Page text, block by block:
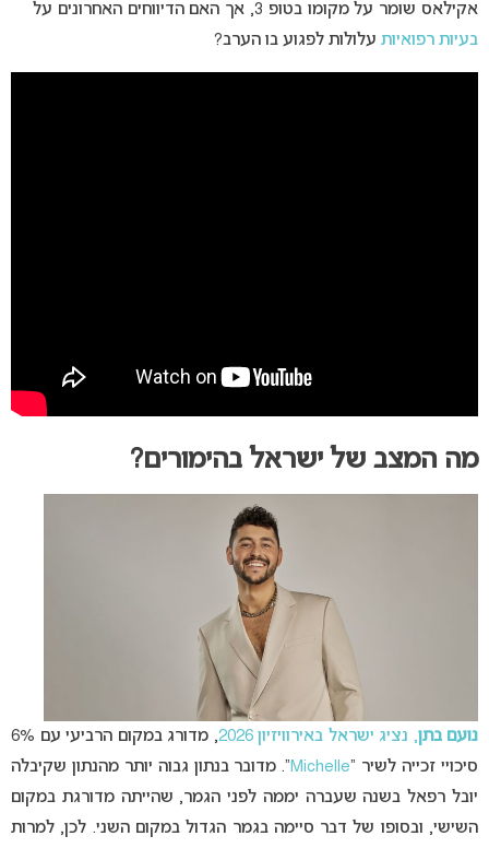
אקילאס שומר על מקומו בטופ 3, אך האם הדיווחים האחרונים על
בעיות רפואיות עלולות לפגוע בו הערב?
מה המצב של ישראל בהימורים?
נועם בתן, נציג ישראל באירוויזיון 2026
, מדורג במקום הרביעי עם 6%
סיכויי זכייה לשיר “Michelle“. מדובר בנתון גבוה יותר מהנתון שקיבלה
יובל רפאל בשנה שעברה יממה לפני הגמר, שהייתה מדורגת במקום
השישי, ובסופו של דבר סיימה בגמר הגדול במקום השני. לכן, למרות